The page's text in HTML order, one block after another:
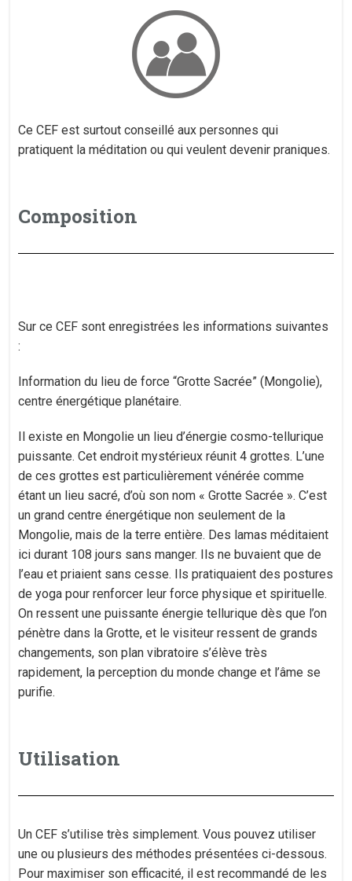
Ce CEF est surtout conseillé aux personnes qui
pratiquent la méditation ou qui veulent devenir praniques.
Composition
Sur ce CEF sont enregistrées les informations suivantes
:
Information du lieu de force “Grotte Sacrée” (Mongolie),
centre énergétique planétaire.
​Il existe en Mongolie un lieu d’énergie cosmo-tellurique
puissante. Cet endroit mystérieux réunit 4 grottes. L’une
de ces grottes est particulièrement vénérée comme
étant un lieu sacré, d’où son nom « Grotte Sacrée ». C’est
un grand centre énergétique non seulement de la
Mongolie, mais de la terre entière. Des lamas méditaient
ici durant 108 jours sans manger. Ils ne buvaient que de
l’eau et priaient sans cesse. Ils pratiquaient des postures
de yoga pour renforcer leur force physique et spirituelle.
On ressent une puissante énergie tellurique dès que l’on
pénètre dans la Grotte, et le visiteur ressent de grands
changements, son plan vibratoire s’élève très
rapidement, la perception du monde change et l’âme se
purifie.
Utilisation
Un CEF s’utilise très simplement. Vous pouvez utiliser
une ou plusieurs des méthodes présentées ci-dessous.
Pour maximiser son efficacité, il est recommandé de les